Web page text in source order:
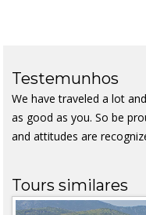
Testemunhos
We have traveled a lot
as good as you. So be
and attitudes are
Tours similares